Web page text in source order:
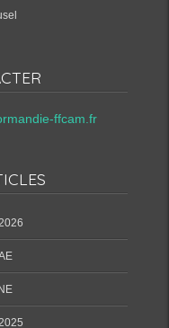
ffcam.fr